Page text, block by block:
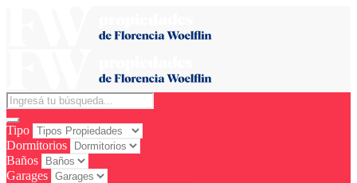
Tipo
Dormitorios
Baños
Garages